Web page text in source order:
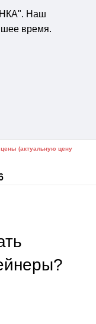
Наш
время.
цены (актуальную цену